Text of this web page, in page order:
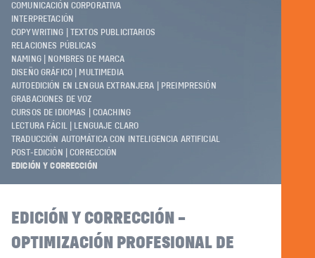
COMUNICACIÓN CORPORATIVA
INTERPRETACIÓN
COPYWRITING | TEXTOS PUBLICITARIOS
RELACIONES PÚBLICAS
NAMING | NOMBRES DE MARCA
DISEÑO GRÁFICO | MULTIMEDIA
AUTOEDICIÓN EN LENGUA EXTRANJERA | PREIMPRESIÓN
GRABACIONES DE VOZ
CURSOS DE IDIOMAS | COACHING
LECTURA FÁCIL | LENGUAJE CLARO
TRADUCCIÓN AUTOMÁTICA CON INTELIGENCIA ARTIFICIAL
POST-EDICIÓN | CORRECCIÓN
EDICIÓN Y CORRECCIÓN
EDICIÓN Y CORRECCIÓN –
OPTIMIZACIÓN PROFESIONAL DE
AVISO LEGAL
CGV
POLÍTICA DE
PRIVACIDAD